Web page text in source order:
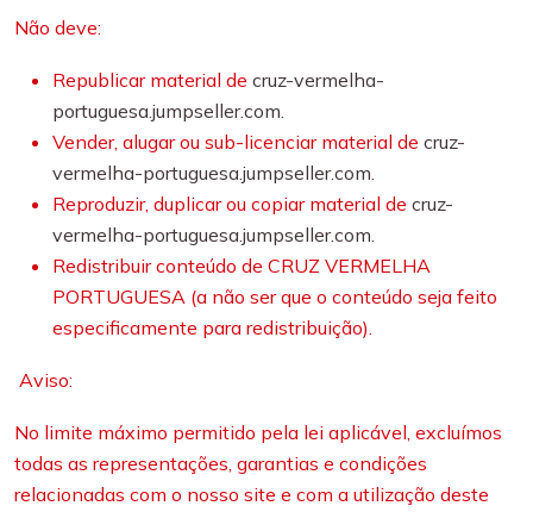
Não deve:
Republicar material de cruz-vermelha-
portuguesa.jumpseller.com.
Vender, alugar ou sub-licenciar material de cruz-
vermelha-portuguesa.jumpseller.com.
Reproduzir, duplicar ou copiar material de cruz-
vermelha-portuguesa.jumpseller.com.
Redistribuir conteúdo de CRUZ VERMELHA
PORTUGUESA (a não ser que o conteúdo seja feito
especificamente para redistribuição).
Aviso:
No limite máximo permitido pela lei aplicável, excluímos
todas as representações, garantias e condições
relacionadas com o nosso site e com a utilização deste